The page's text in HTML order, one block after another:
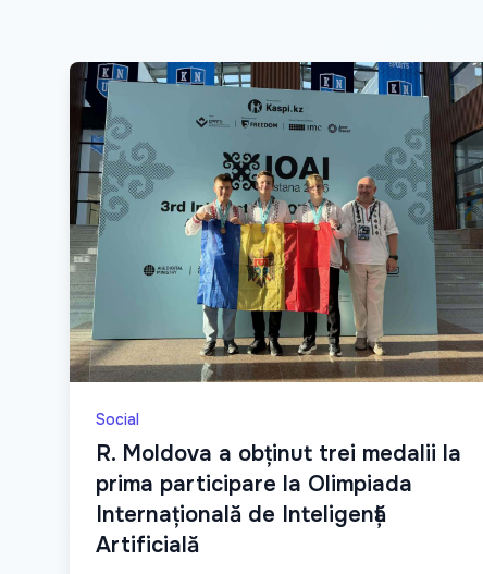
Social
R. Moldova a obținut trei medalii la
prima participare la Olimpiada
Internațională de Inteligență
Artificială